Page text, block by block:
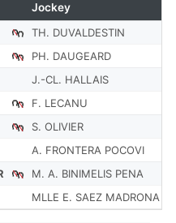
TH. DUVALDESTIN
PH. DAUGEARD
J.-CL. HALLAIS
F. LECANU
S. OLIVIER
A. FRONTERA POCOVI
M. A. BINIMELIS PENA
MLLE E. SAEZ MADRONA
Jockey